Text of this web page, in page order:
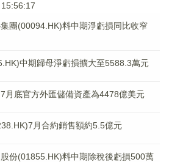
集團(00094.HK)料中期淨虧損同比收窄
中期歸母淨虧損擴大至5588.3萬元
月底官方外匯儲備資產為4478億美元
月合約銷售額約5.5億元
股份(01855.HK)料中期除稅後虧損500萬